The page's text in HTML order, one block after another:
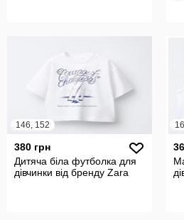
146, 152
380 грн
Дитяча біла футболка для
дівчинки від бренду Zara